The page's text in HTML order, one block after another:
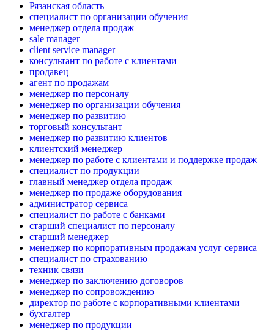
Рязанская область
специалист по организации обучения
менеджер отдела продаж
sale manager
client service manager
консультант по работе с клиентами
продавец
агент по продажам
менеджер по персоналу
менеджер по организации обучения
менеджер по развитию
торговый консультант
менеджер по развитию клиентов
клиентский менеджер
менеджер по работе с клиентами и поддержке продаж
специалист по продукции
главный менеджер отдела продаж
менеджер по продаже оборудования
администратор сервиса
специалист по работе с банками
старший специалист по персоналу
старший менеджер
менеджер по корпоративным продажам услуг сервиса
специалист по страхованию
техник связи
менеджер по заключению договоров
менеджер по сопровождению
директор по работе с корпоративными клиентами
бухгалтер
менеджер по продукции